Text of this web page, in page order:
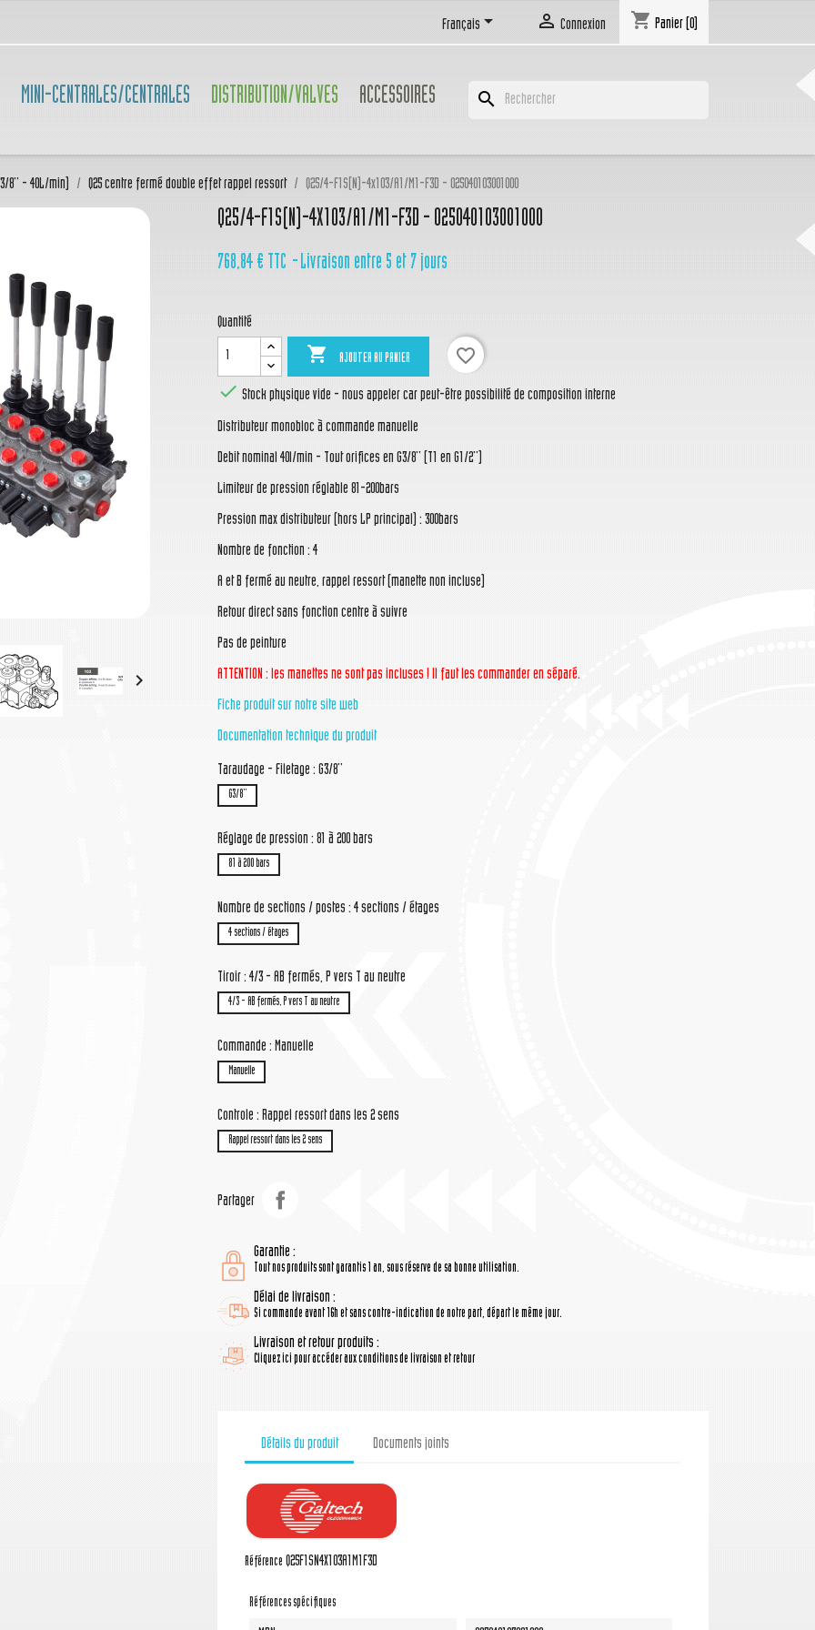
Français  Connexion shopping_cart Panier (0)
MINI-CENTRALES/CENTRALES DISTRIBUTION/VALVES ACCESSOIRES search
8'' - 40L/min) Q25 centre fermé double effet rappel ressort Q25/4-F1S(N)-4x103/A1/M1-F3D - 025040103001000

Q25/4-F1S(N)-4X103/A1/M1-F3D - 025040103001000
768,84 € TTC Livraison entre 5 et 7 jours
Quantité
 AJOUTER AU PANIER
favorite_border
 Stock physique vide - nous appeler car peut-être possibilité de composition interne
Distributeur monobloc à commande manuelle
Debit nominal 40l/min - Tout orifices en G3/8'' (T1 en G1/2'')
Limiteur de pression réglable 81-200bars
Pression max distributeur (hors LP principal) : 300bars
Nombre de fonction : 4
A et B fermé au neutre, rappel ressort (manette non incluse)
Retour direct sans fonction centre à suivre
Pas de peinture
ATTENTION : les manettes ne sont pas incluses ! Il faut les commander en séparé.
Fiche produit sur notre site web
Documentation technique du produit
Taraudage - Filetage : G3/8''
G3/8''
Réglage de pression : 81 à 200 bars
81 à 200 bars
Nombre de sections / postes : 4 sections / étages
4 sections / étages
Tiroir : 4/3 - AB fermés, P vers T au neutre
4/3 - AB fermés, P vers T au neutre
Commande : Manuelle
Manuelle
Controle : Rappel ressort dans les 2 sens
Rappel ressort dans les 2 sens
Partager
Garantie :
Tout nos produits sont garantis 1 an, sous réserve de sa bonne utilisation.
Délai de livraison :
Si commande avant 16h et sans contre-indication de notre part, départ le même jour.
Livraison et retour produits :
Cliquez ici pour accéder aux conditions de livraison et retour
Détails du produit Documents joints
Référence Q25F1SN4X103A1M1F3D
Références spécifiques